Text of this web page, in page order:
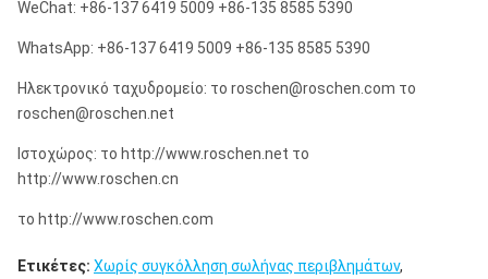
WeChat: +86-137 6419 5009 +86-135 8585 5390
WhatsApp: +86-137 6419 5009 +86-135 8585 5390
Ηλεκτρονικό ταχυδρομείο: το roschen@roschen.com το
roschen@roschen.net
Ιστοχώρος: το http://www.roschen.net το
http://www.roschen.cn
το http://www.roschen.com
Ετικέτες: Χωρίς συγκόλληση σωλήνας περιβλημάτων,